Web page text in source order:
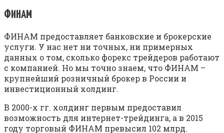
ФИНАМ
ФИНАМ предоставляет банковские и брокерские
услуги. У нас нет ни точных, ни примерных
данных о том, сколько форекс трейдеров работают
с компанией. Но мы точно знаем, что ФИНАМ –
крупнейший розничный брокер в России и
инвестиционный холдинг.
В 2000-х гг. холдинг первым предоставил
возможность для интернет-трейдинга, а в 2015
году торговый ФИНАМ превысил 102 млрд.